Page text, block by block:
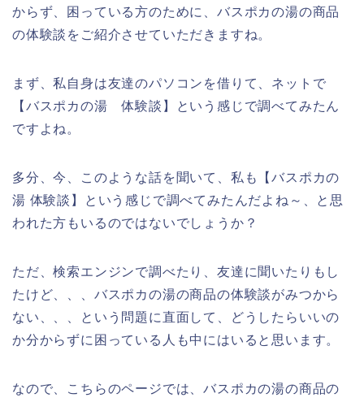
からず、困っている方のために、バスポカの湯の商品
の体験談をご紹介させていただきますね。
まず、私自身は友達のパソコンを借りて、ネットで
【バスポカの湯 体験談】という感じで調べてみたん
ですよね。
多分、今、このような話を聞いて、私も【バスポカの
湯 体験談】という感じで調べてみたんだよね～、と思
われた方もいるのではないでしょうか？
ただ、検索エンジンで調べたり、友達に聞いたりもし
たけど、、、バスポカの湯の商品の体験談がみつから
ない、、、という問題に直面して、どうしたらいいの
か分からずに困っている人も中にはいると思います。
なので、こちらのページでは、バスポカの湯の商品の